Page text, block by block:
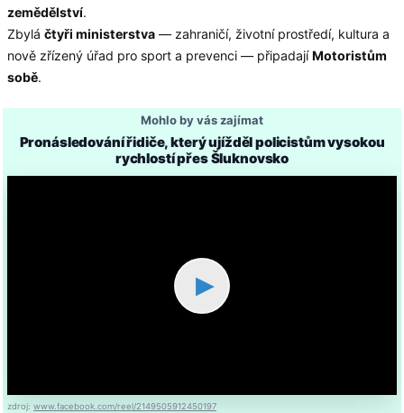
zemědělství.
Zbylá čtyři ministerstva — zahraničí, životní prostředí, kultura a
nově zřízený úřad pro sport a prevenci — připadajíMotoristům
sobě.
Mohlo by vás zajímat
Pronásledování řidiče, který ujížděl policistům vysokou
rychlostí přes Šluknovsko
▶
zdroj: www.facebook.com/reel/2149505912450197